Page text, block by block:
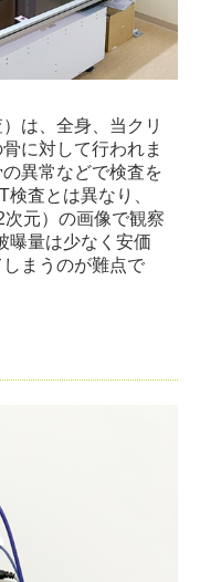
は、全身、当クリ
に対して行われま
異常などで検査を
査とは異なり、
元）の画像で観察
曝量は少なく安価
まうのが難点で